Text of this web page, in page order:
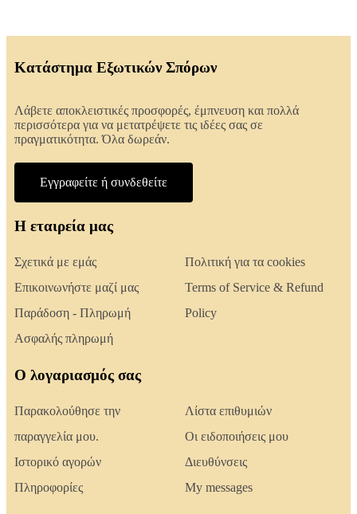
Κατάστημα Εξωτικών Σπόρων
Λάβετε αποκλειστικές προσφορές, έμπνευση και πολλά
περισσότερα για να μετατρέψετε τις ιδέες σας σε
πραγματικότητα. Όλα δωρεάν.
Εγγραφείτε ή συνδεθείτε
Η εταιρεία μας
Σχετικά με εμάς
Επικοινωνήστε μαζί μας
Παράδοση - Πληρωμή
Ασφαλής πληρωμή
Πολιτική για τα cookies
Terms of Service & Refund
Policy
Ο λογαριασμός σας
Παρακολούθησε την
παραγγελία μου.
Ιστορικό αγορών
Πληροφορίες
Λίστα επιθυμιών
Οι ειδοποιήσεις μου
Διευθύνσεις
My messages